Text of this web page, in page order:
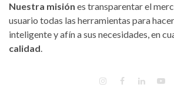
Nuestra misión es transparentar el
usuario todas las herramientas para
inteligente y afín a sus necesidades, en
calidad.
INSTAGRAM
FACEBOOK